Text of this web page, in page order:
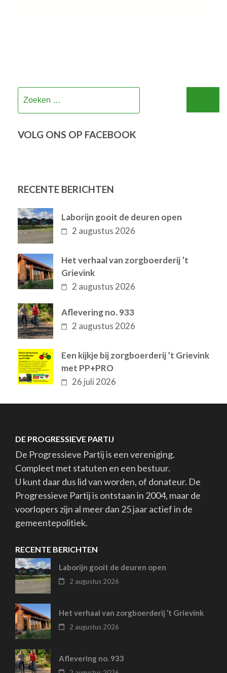
VOLG ONS OP FACEBOOK
RECENTE BERICHTEN
Laborijn gooit de deuren open
2 augustus 2026
Het verhaal van zorgboerderij ’t
Grievink
2 augustus 2026
Aflevering no. 933
2 augustus 2026
Een kijkje bij zorgboerderij ’t Grievink
met PP+PRO
26 juli 2026
DE PROGRESSIEVE PARTIJ
De Progressieve Partij is een vereniging.
Compleet met statuten en een bestuur.
U kunt daar dus lid van worden, of donateur. De
Progressieve Partij is ontstaan in 2004, maar de
voorlopers zijn al meer dan 25 jaar actief in de
gemeentepolitiek.
RECENTE BERICHTEN
Laborijn gooit de deuren open
2 augustus 2026
Het verhaal van zorgboerderij ’t Grievink
2 augustus 2026
Aflevering no. 933